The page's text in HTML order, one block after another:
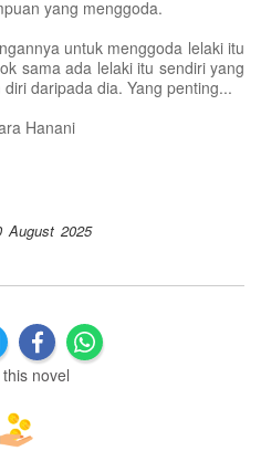
yang menggoda.
untuk menggoda lelaki itu
sama ada lelaki itu sendiri yang
daripada dia. Yang penting...
Hanani
August 2025
novel